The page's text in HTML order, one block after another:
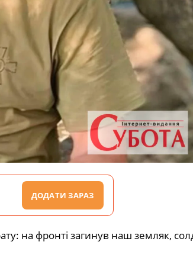
ДОДАТИ ЗАРАЗ
на фронті загинув наш земляк,